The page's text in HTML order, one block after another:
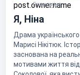
Економіка
Я, Ніна
Драма
Марисі Нікітюк.
заснована на
мотивами життя